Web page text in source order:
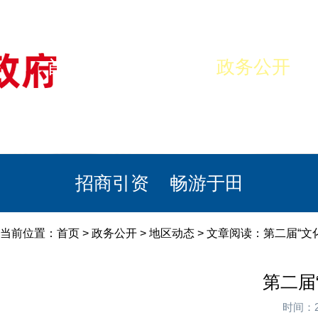
首页 政务公开
招商引资 畅游于田
当前位置： 首页 > 政务公开 > 地区动态 > 文章阅读：第二届“
第二
时间：